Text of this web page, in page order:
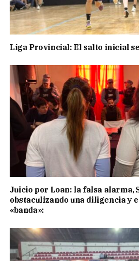
Liga Provincial: El salto inicial
Juicio por Loan: la falsa alarma,
obstaculizando una diligencia y
«banda»: